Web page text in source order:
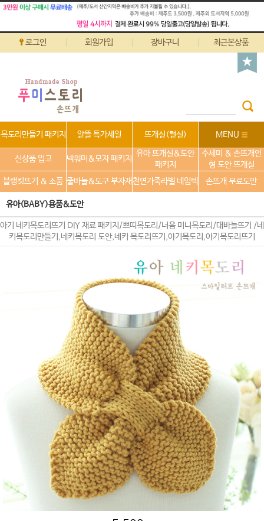
로그인 회원가입 장바구니 최근본상품
목도리만들기 패키지 알뜰 특가세일 뜨개실(털실) MENU
신상품 입고 넥워머&모자 패키지
유아 뜨개실&도안
패키지
수세미 & 손뜨개인
형 도안 뜨개실
블랭킷뜨기 & 소품 줄바늘&도구 부자재 천연가죽라벨 네임텍 손뜨개 무료도안
유아(BABY)용품&도안
아기 네키목도리뜨기 DIY 재료 패키지/쁘띠목도리/너음 미니목도리/대바늘뜨기 /네
키목도리만들기,네키목도리 도안,네키 목도리뜨기,아기목도리,아기목도리뜨기